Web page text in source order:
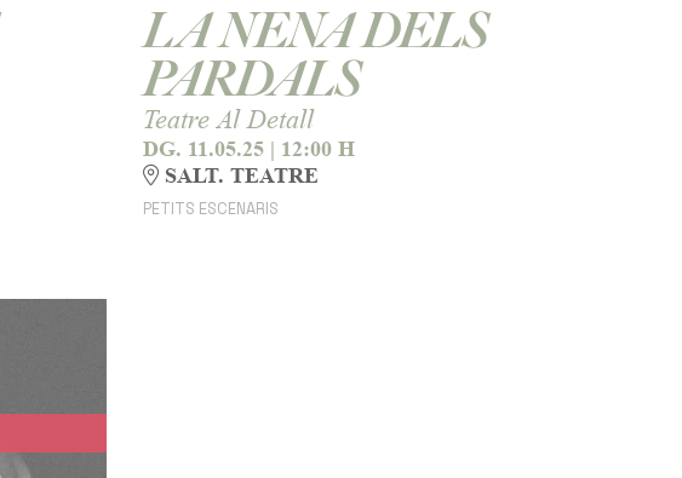
LA NENA DELS
PARDALS
Teatre Al Detall
DG. 11.05.25 | 12:00 H
SALT. TEATRE
PETITS ESCENARIS